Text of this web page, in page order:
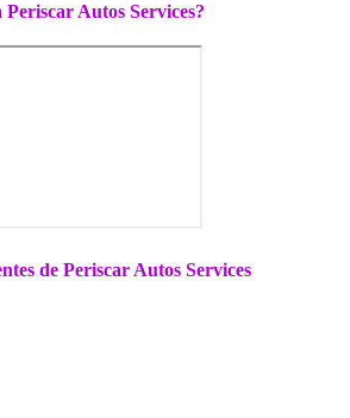
Autos Services?
de Periscar Autos Services